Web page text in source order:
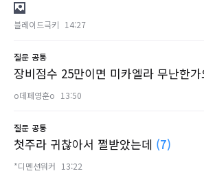
블레이드극키 14:27
질문 공통
장비점수 25만이면 미카엘라 무난한가
o데페영훈o 13:50
질문 공통
첫주라 귀찮아서 쩔받았는데 (7)
*디멘션워커 13:22